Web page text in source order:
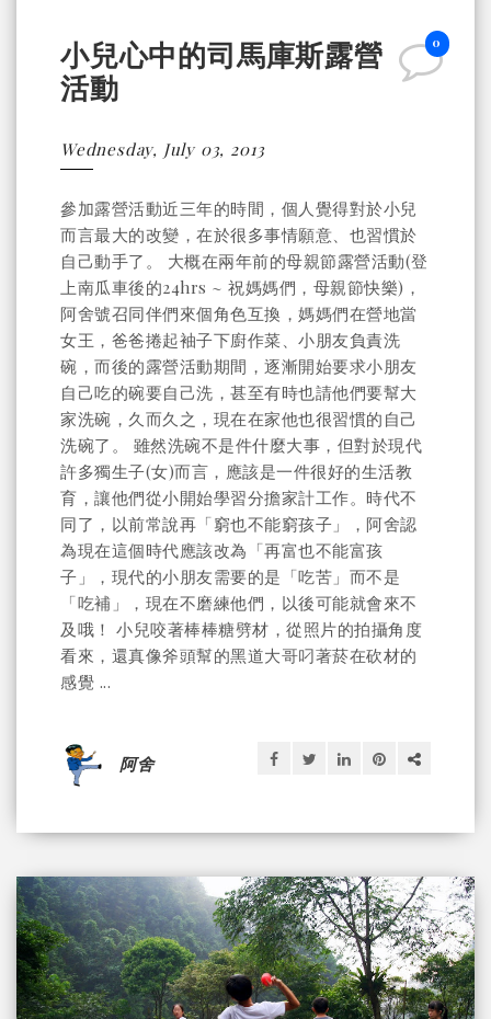
0
小兒心中的司馬庫斯露營
活動
Wednesday, July 03, 2013
參加露營活動近三年的時間，個人覺得對於小兒
而言最大的改變，在於很多事情願意、也習慣於
自己動手了。 大概在兩年前的母親節露營活動(登
上南瓜車後的24hrs ~ 祝媽媽們，母親節快樂)，
阿舍號召同伴們來個角色互換，媽媽們在營地當
女王，爸爸捲起袖子下廚作菜、小朋友負責洗
碗，而後的露營活動期間，逐漸開始要求小朋友
自己吃的碗要自己洗，甚至有時也請他們要幫大
家洗碗，久而久之，現在在家他也很習慣的自己
洗碗了。 雖然洗碗不是件什麼大事，但對於現代
許多獨生子(女)而言，應該是一件很好的生活教
育，讓他們從小開始學習分擔家計工作。時代不
同了，以前常說再「窮也不能窮孩子」，阿舍認
為現在這個時代應該改為「再富也不能富孩
子」，現代的小朋友需要的是「吃苦」而不是
「吃補」，現在不磨練他們，以後可能就會來不
及哦！ 小兒咬著棒棒糖劈材，從照片的拍攝角度
看來，還真像斧頭幫的黑道大哥叼著菸在砍材的
感覺 ...
阿舍